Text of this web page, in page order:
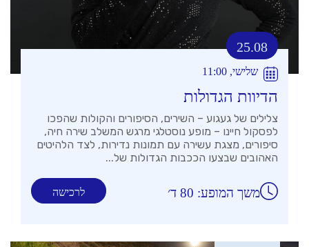
25.08
שלישי, 11:00
הדיוות הגדולות
צלילים של געגוע – השירים, הסיפורים והקולות שהפכו
לפסקול חיינו – מופע נוסטלגי מרגש המשלב שירה חיה,
סיפורים, מצגת עשירה עם תמונות נדירות, לצד הלהיטים
האהובים שבצעו הככבות הגדולות של...
לרכישה משך המופע: 80 ד׳